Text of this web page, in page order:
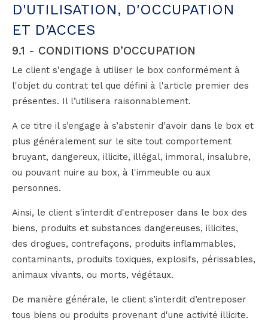
D'UTILISATION, D'OCCUPATION
ET D’ACCES
9.1 - CONDITIONS D’OCCUPATION
Le client s'engage à utiliser le box conformément à
l'objet du contrat tel que défini à l'article premier des
présentes. Il l’utilisera raisonnablement.
A ce titre il s’engage à s’abstenir d'avoir dans le box et
plus généralement sur le site tout comportement
bruyant, dangereux, illicite, illégal, immoral, insalubre,
ou pouvant nuire au box, à l'immeuble ou aux
personnes.
Ainsi, le client s'interdit d'entreposer dans le box des
biens, produits et substances dangereuses, illicites,
des drogues, contrefaçons, produits inflammables,
contaminants, produits toxiques, explosifs, périssables,
animaux vivants, ou morts, végétaux.
De manière générale, le client s’interdit d’entreposer
tous biens ou produits provenant d'une activité illicite.